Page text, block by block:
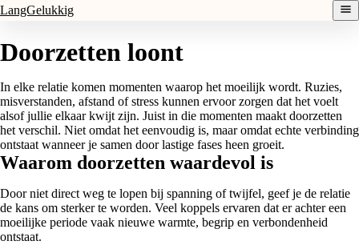
LangGelukkig
Doorzetten loont
In elke relatie komen momenten waarop het moeilijk wordt. Ruzies,
misverstanden, afstand of stress kunnen ervoor zorgen dat het voelt
alsof jullie elkaar kwijt zijn. Juist in die momenten maakt doorzetten
het verschil. Niet omdat het eenvoudig is, maar omdat echte verbinding
ontstaat wanneer je samen door lastige fases heen groeit.
Waarom doorzetten waardevol is
Door niet direct weg te lopen bij spanning of twijfel, geef je de relatie
de kans om sterker te worden. Veel koppels ervaren dat er achter een
moeilijke periode vaak nieuwe warmte, begrip en verbondenheid
ontstaat.